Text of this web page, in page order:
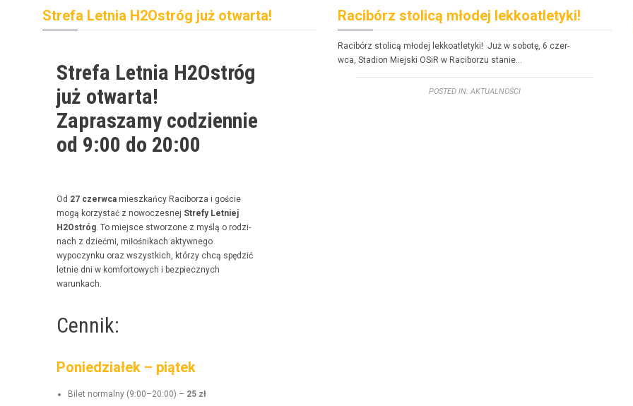
Strefa Letnia H2Ostróg już otwarta!
Strefa Letnia H2Ostróg
już otwarta!
Zapraszamy codziennie
od 9:00 do 20:00
Od 27 czer­w­ca mieszkań­cy Raci­borza i goś­cie
mogą korzys­tać z nowoczes­nej Stre­fy Let­niej
H2Ostróg. To miejsce stwor­zone z myślą o rodz­i­
nach z dzieć­mi, miłośnikach akty­wnego
wypoczynku oraz wszys­t­kich, którzy chcą spędz­ić
let­nie dni w kom­for­towych i bez­piecznych
warunkach.
Cennik:
Poniedziałek – piątek
Bilet nor­mal­ny (9:00–20:00) – 25 zł
Racibórz stolicą młodej lekkoatletyki!
Racibórz stolicą młodej lekkoatle­ty­ki! Już w sobotę, 6 czer­
w­ca, Sta­dion Miejs­ki OSiR w Raci­borzu stanie…
POSTED IN: AKTUALNOŚCI